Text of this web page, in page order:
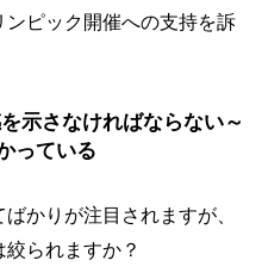
ピック開催への支持を訴
示さなければならない～
っている
かりが注目されますが、
られますか？